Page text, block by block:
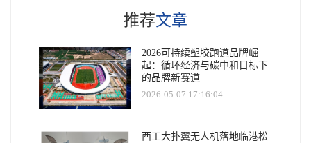
推荐文章
2026可持续塑胶跑道品牌崛
起：循环经济与碳中和目标下
的品牌新赛道
2026-05-07 17:16:04
西工大扑翼无人机落地临港松